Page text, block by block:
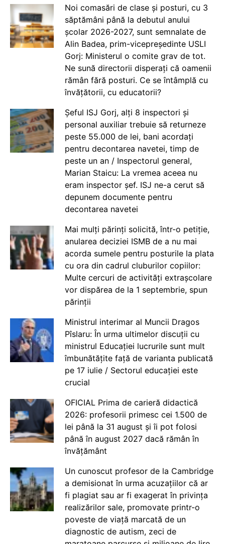
Noi comasări de clase și posturi, cu 3
săptămâni până la debutul anului
școlar 2026-2027, sunt semnalate de
Alin Badea, prim-vicepreședinte USLI
Gorj: Ministerul o comite grav de tot.
Ne sună directorii disperați că oamenii
rămân fără posturi. Ce se întâmplă cu
învățătorii, cu educatorii?
Șeful ISJ Gorj, alți 8 inspectori și
personal auxiliar trebuie să returneze
peste 55.000 de lei, bani acordați
pentru decontarea navetei, timp de
peste un an / Inspectorul general,
Marian Staicu: La vremea aceea nu
eram inspector șef. ISJ ne-a cerut să
depunem documente pentru
decontarea navetei
Mai mulți părinți solicită, într-o petiție,
anularea deciziei ISMB de a nu mai
acorda sumele pentru posturile la plata
cu ora din cadrul cluburilor copiilor:
Multe cercuri de activități extrașcolare
vor dispărea de la 1 septembrie, spun
părinții
Ministrul interimar al Muncii Dragos
Pîslaru: În urma ultimelor discuții cu
ministrul Educației lucrurile sunt mult
îmbunătățite față de varianta publicată
pe 17 iulie / Sectorul educației este
crucial
OFICIAL Prima de carieră didactică
2026: profesorii primesc cei 1.500 de
lei până la 31 august și îi pot folosi
până în august 2027 dacă rămân în
învățământ
Un cunoscut profesor de la Cambridge
a demisionat în urma acuzațiilor că ar
fi plagiat sau ar fi exagerat în privința
realizărilor sale, promovate printr-o
poveste de viață marcată de un
diagnostic de autism, zeci de